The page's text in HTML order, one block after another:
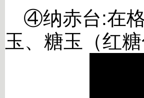
④纳赤台:在
玉、糖玉（红糖